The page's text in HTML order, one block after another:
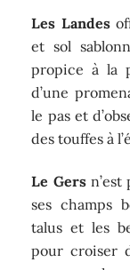
Les Landes
et sol
propice à la
d’une
le pas et
des touffes à
Le Gersn’est
ses champs
talus et les
pour croiser